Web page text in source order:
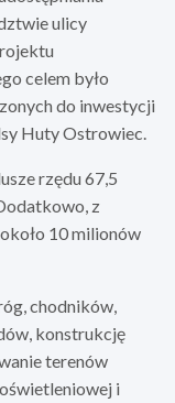
ulicy
celem było
do inwestycji
Huty Ostrowiec.
rzędu 67,5
z
10 milionów
chodników,
konstrukcję
terenów
i